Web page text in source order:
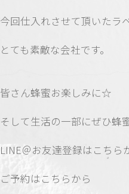
今回仕入れさせて頂いたラ
とても素敵な会社です。
皆さん蜂蜜お楽しみに☆
そして生活の一部にぜひ蜂
LINE＠お友達登録はこちら
ご予約はこちらから